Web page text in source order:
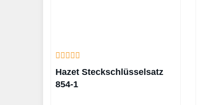
Hazet Steckschlüsselsatz
854-1